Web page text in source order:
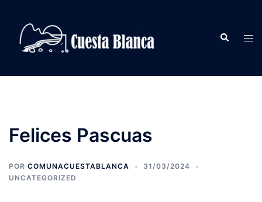
contenido
Buscar
Felices Pascuas
POR COMUNACUESTABLANCA
31/03/2024
UNCATEGORIZED